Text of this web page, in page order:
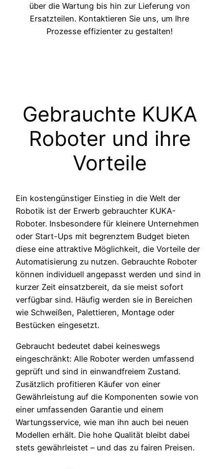
über die Wartung bis hin zur Lieferung von
Ersatzteilen. Kontaktieren Sie uns, um Ihre
Prozesse effizienter zu gestalten!
Gebrauchte KUKA
Roboter und ihre
Vorteile
Ein kostengünstiger Einstieg in die Welt der
Robotik ist der Erwerb gebrauchter KUKA-
Roboter. Insbesondere für kleinere Unternehmen
oder Start-Ups mit begrenztem Budget bieten
diese eine attraktive Möglichkeit, die Vorteile der
Automatisierung zu nutzen. Gebrauchte Roboter
können individuell angepasst werden und sind in
kurzer Zeit einsatzbereit, da sie meist sofort
verfügbar sind. Häufig werden sie in Bereichen
wie Schweißen, Palettieren, Montage oder
Bestücken eingesetzt.
Gebraucht bedeutet dabei keineswegs
eingeschränkt: Alle Roboter werden umfassend
geprüft und sind in einwandfreiem Zustand.
Zusätzlich profitieren Käufer von einer
Gewährleistung auf die Komponenten sowie von
einer umfassenden Garantie und einem
Wartungsservice, wie man ihn auch bei neuen
Modellen erhält. Die hohe Qualität bleibt dabei
stets gewährleistet – und das zu fairen Preisen.